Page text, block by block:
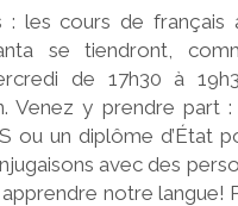
: les cours de français
se tiendront,
de 17h30 à
Venez y prendre part :
ou un diplôme d’État
avec des
apprendre notre langue!